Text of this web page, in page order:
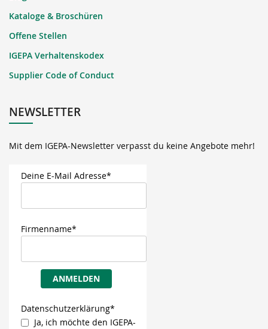
Kataloge & Broschüren
Offene Stellen
IGEPA Verhaltenskodex
Supplier Code of Conduct
NEWSLETTER
Mit dem IGEPA-Newsletter verpasst du keine Angebote mehr!
Deine E-Mail Adresse*
Firmenname*
ANMELDEN
Datenschutzerklärung*
Ja, ich möchte den IGEPA-